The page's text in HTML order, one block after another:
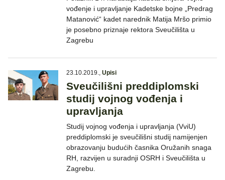
vođenje i upravljanje Kadetske bojne „Predrag
Matanović“ kadet narednik Matija Mršo primio
je posebno priznaje rektora Sveučilišta u
Zagrebu
23.10.2019., Upisi
Sveučilišni preddiplomski
studij vojnog vođenja i
upravljanja
Studij vojnog vođenja i upravljanja (VviU)
preddiplomski je sveučilišni studij namijenjen
obrazovanju budućih časnika Oružanih snaga
RH, razvijen u suradnji OSRH i Sveučilišta u
Zagrebu.